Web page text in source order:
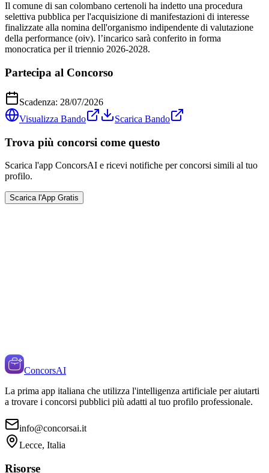
Il comune di san colombano certenoli ha indetto una procedura
selettiva pubblica per l'acquisizione di manifestazioni di interesse
finalizzate alla nomina dell'organismo indipendente di valutazione
della performance (oiv). l’incarico sarà conferito in forma
monocratica per il triennio 2026-2028.
Partecipa al Concorso
Scadenza: 28/07/2026
Visualizza Bando
Scarica Bando
Trova più concorsi come questo
Scarica l'app ConcorsAI e ricevi notifiche per concorsi simili al tuo
profilo.
Scarica l'App Gratis
ConcorsAI
La prima app italiana che utilizza l'intelligenza artificiale per aiutarti
a trovare i concorsi pubblici più adatti al tuo profilo professionale.
info@concorsai.it
Lecce, Italia
Risorse